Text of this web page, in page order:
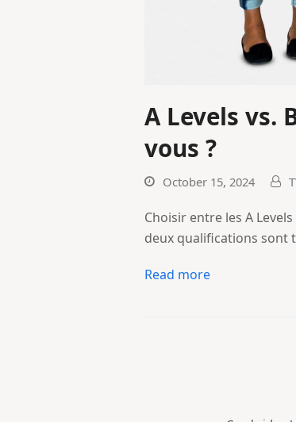
A Levels vs.
vous ?
October 15, 2024
Choisir entre les A
deux qualifications sont
Read more